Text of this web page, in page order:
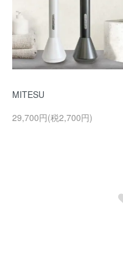
MITESU
29,700円(税2,700円)